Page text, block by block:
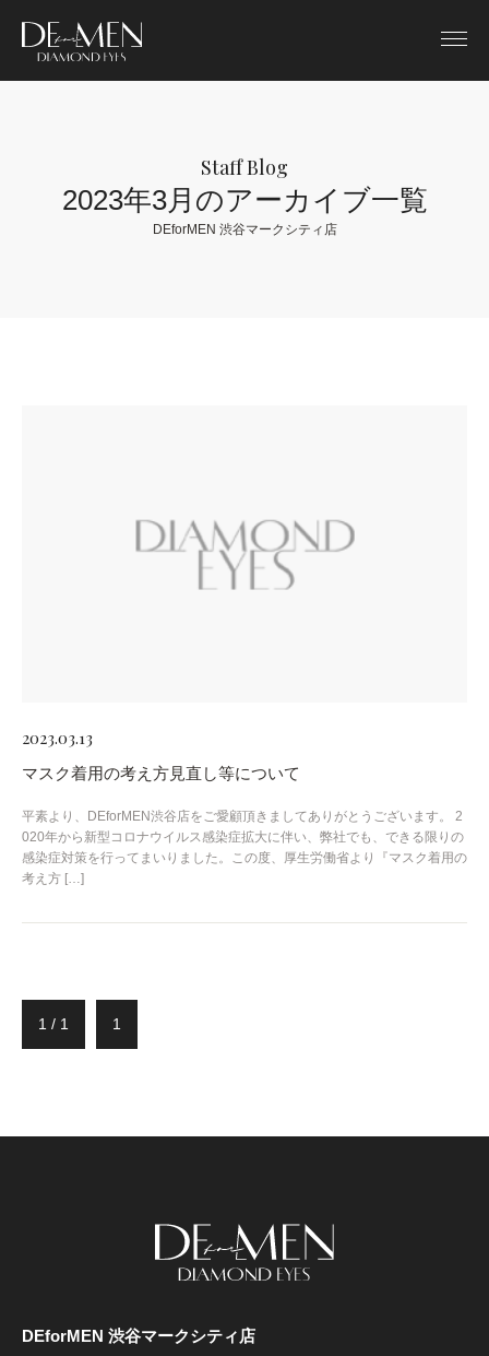
Staff Blog
2023年3月のアーカイブ一覧
DEforMEN 渋谷マークシティ店
2023.03.13
マスク着用の考え方見直し等について
平素より、DEforMEN渋谷店をご愛顧頂きましてありがとうございます。 2
020年から新型コロナウイルス感染症拡大に伴い、弊社でも、できる限りの
感染症対策を行ってまいりました。この度、厚生労働省より『マスク着用の
考え方 […]
1 / 1 1
DEforMEN 渋谷マークシティ店